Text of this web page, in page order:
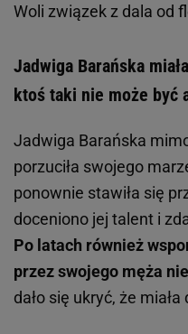
Woli związek z dala od
Jadwiga Barańska
ktoś taki nie może być
Jadwiga Barańska
porzuciła swojego
ponownie stawiła się
doceniono jej talent i
Po latach również
przez swojego męża
dało się ukryć, że